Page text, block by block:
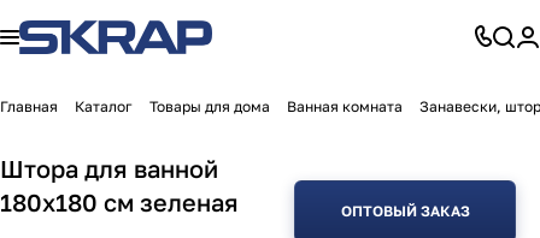
Главная Каталог Товары для дома Ванная комната Занавески,
Штора для ванной
180х180 см зеленая
ОПТОВЫЙ ЗАКАЗ